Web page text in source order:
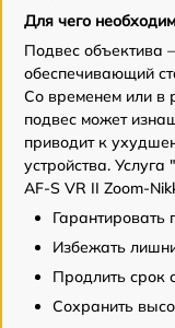
Для чего
Подвес объектива
обеспечивающий
Со временем или в
подвес может
приводит к
устройства.
AF-S VR II Zoom-
Гарантировать
Избежать
Продлить срок
Сохранить